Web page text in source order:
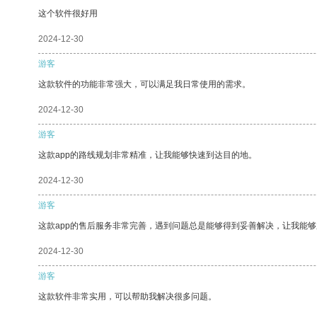
这个软件很好用
2024-12-30
游客
这款软件的功能非常强大，可以满足我日常使用的需求。
2024-12-30
游客
这款app的路线规划非常精准，让我能够快速到达目的地。
2024-12-30
游客
这款app的售后服务非常完善，遇到问题总是能够得到妥善解决，让我能够
2024-12-30
游客
这款软件非常实用，可以帮助我解决很多问题。